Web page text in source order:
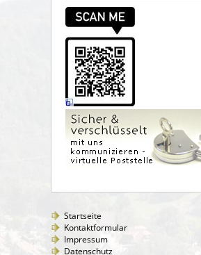
Startseite
Kontaktformular
Impressum
Datenschutz